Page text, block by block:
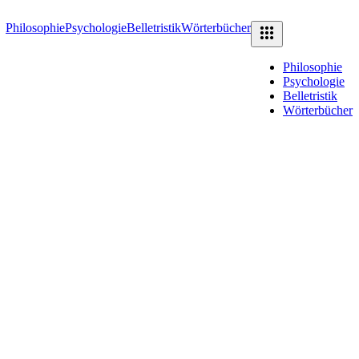
PhilosophiePsychologieBelletristikWörterbücher
Philosophie
Psychologie
Belletristik
Wörterbücher